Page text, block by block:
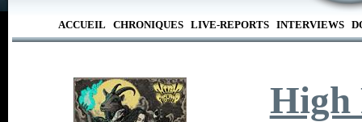
ACCUEIL CHRONIQUES LIVE-REPORTS INTERVIEWS
High